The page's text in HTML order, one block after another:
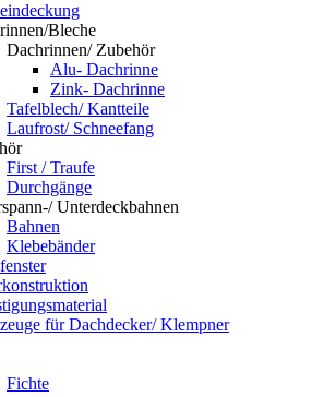
Bleche
Dachrinnen/ Zubehör
Alu- Dachrinne
Zink- Dachrinne
Tafelblech/ Kantteile
Laufrost/ Schneefang
First / Traufe
Durchgänge
Unterdeckbahnen
Bahnen
Klebebänder
für Dachdecker/ Klempner
Fichte